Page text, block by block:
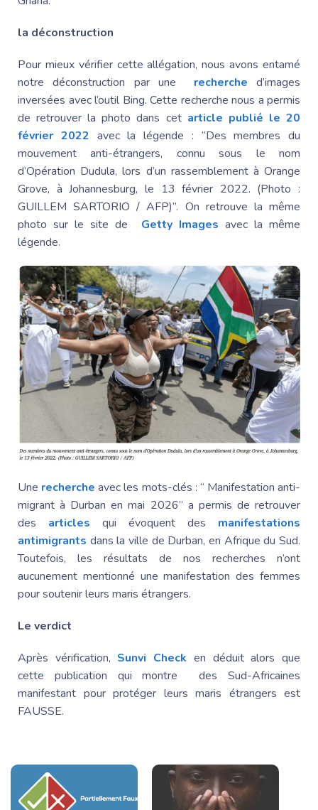
la déconstruction
Pour mieux vérifier cette allégation, nous avons entamé
notre déconstruction par une recherche d’images
inversées avec l’outil Bing. Cette recherche nous a permis
de retrouver la photo dans cet article publié le 20
février 2022 avec la légende : “Des membres du
mouvement anti-étrangers, connu sous le nom
d’Opération Dudula, lors d’un rassemblement à Orange
Grove, à Johannesburg, le 13 février 2022. (Photo :
GUILLEM SARTORIO / AFP)”. On retrouve la même
photo sur le site de Getty Images avec la même
légende.
Une recherche avec les mots-clés : “ Manifestation anti-
migrant à Durban en mai 2026” a permis de retrouver
des articles qui évoquent des manifestations
antimigrants dans la ville de Durban, en Afrique du Sud.
Toutefois, les résultats de nos recherches n’ont
aucunement mentionné une manifestation des femmes
pour soutenir leurs maris étrangers.
Le verdict
Après vérification, Sunvi Check en déduit alors que
cette publication qui montre des Sud-Africaines
manifestant pour protéger leurs maris étrangers est
FAUSSE.